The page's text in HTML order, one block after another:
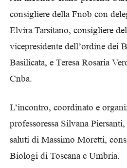
consigliere della Fnob con
Elvira Tarsitano, consigliere
vicepresidente dell’ordine dei
Basilicata, e Teresa Rosaria
Cnba.
L’incontro, coordinato e
professoressa Silvana
saluti di Massimo Moretti,
Biologi di Toscana e Umbria.